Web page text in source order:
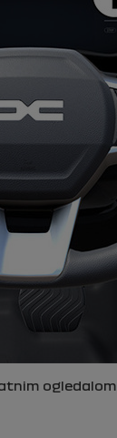
ogledalom.